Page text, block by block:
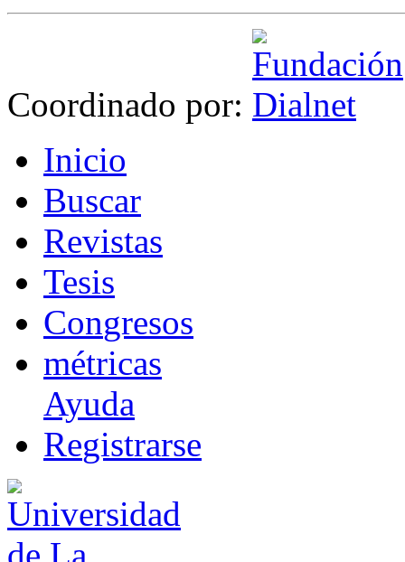
Coordinado por:
Inicio
Buscar
Revistas
Tesis
Congresos
métricas
Ayuda
Registrarse